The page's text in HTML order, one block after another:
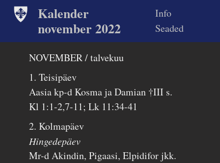
Kalender
november 2022
Info
Seaded
NOVEMBER / talvekuu
1. Teisipäev
Aasia kp-d Kosma ja Damian †III s.
Kl 1:1-2,7-11; Lk 11:34-41
2. Kolmapäev
Hingedepäev
Mr-d Akindin, Pigaasi, Elpidifor jkk.